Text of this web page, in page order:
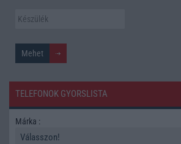
TELEFONOK GYORSLISTA
Márka :